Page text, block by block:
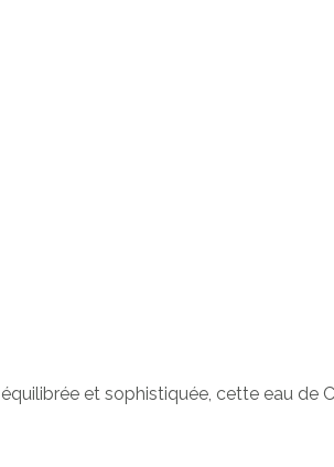
et sophistiquée, cette eau de